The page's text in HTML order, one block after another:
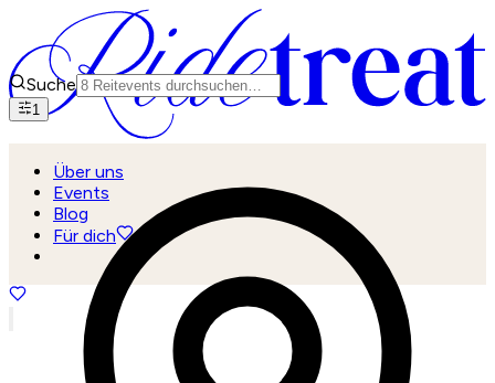
Über uns
Events
Blog
Für dich
Suche
1